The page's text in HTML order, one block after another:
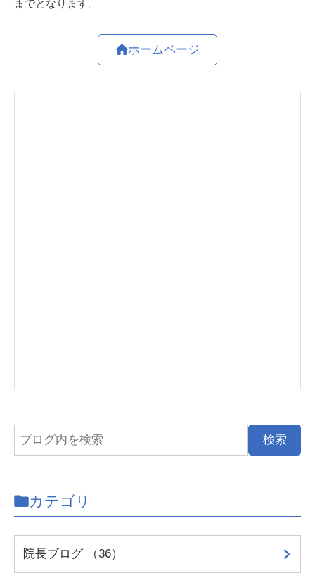
ホームページ
カテゴリ
院長ブログ （36）